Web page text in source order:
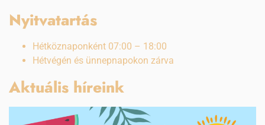
Nyitvatartás
Hétköznaponként 07:00 – 18:00
Hétvégén és ünnepnapokon zárva
Aktuális híreink